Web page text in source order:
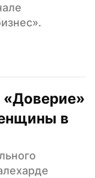
«Доверие»
в